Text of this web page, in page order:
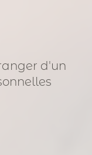
d'un